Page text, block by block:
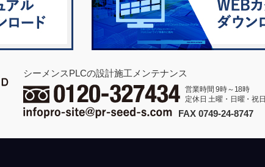
シーメンスPLCの設計施工メンテナンス
営業時間 9時～18時
定休日 土曜・日曜・祝日
FAX 0749-24-8747